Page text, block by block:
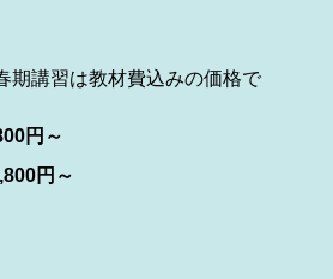
期講習は教材費込みの価格で
円～
円～